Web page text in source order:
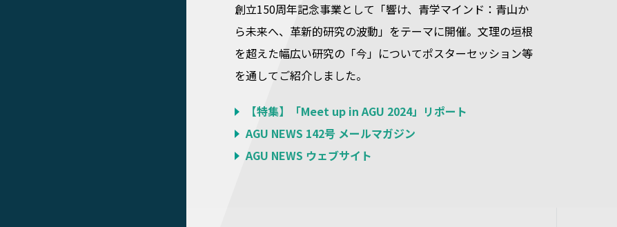
創立150周年記念事業として「響け、青学マインド：青山か
ら未来へ、革新的研究の波動」をテーマに開催。文理の垣根
を超えた幅広い研究の「今」についてポスターセッション等
を通してご紹介しました。
【特集】「Meet up in AGU 2024」リポート
AGU NEWS 142号 メールマガジン
AGU NEWS ウェブサイト